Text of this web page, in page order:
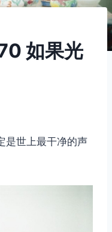
如果光
是世上最干净的声